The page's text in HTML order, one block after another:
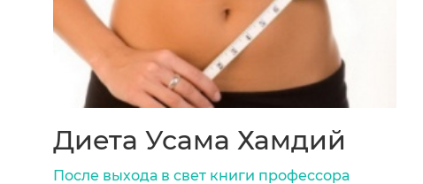
Диета Усама Хамдий
После выхода в свет книги профессора